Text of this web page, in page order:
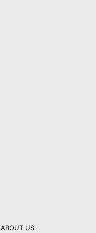
ABOUT US